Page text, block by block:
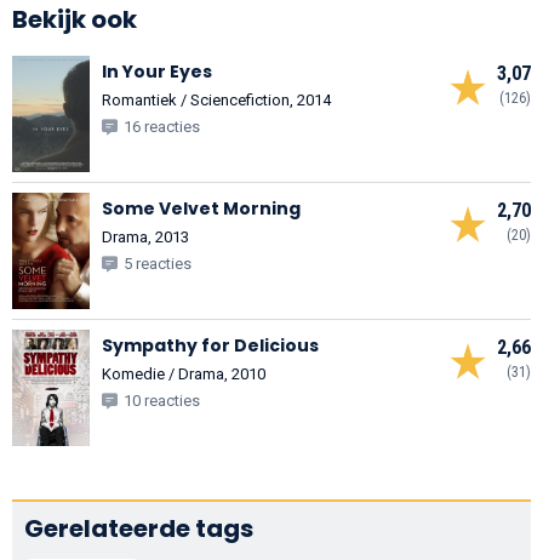
Bekijk ook
3,07
(126)
In Your Eyes
Romantiek / Sciencefiction, 2014
16 reacties
2,70
(20)
Some Velvet Morning
Drama, 2013
5 reacties
2,66
(31)
Sympathy for Delicious
Komedie / Drama, 2010
10 reacties
Gerelateerde tags